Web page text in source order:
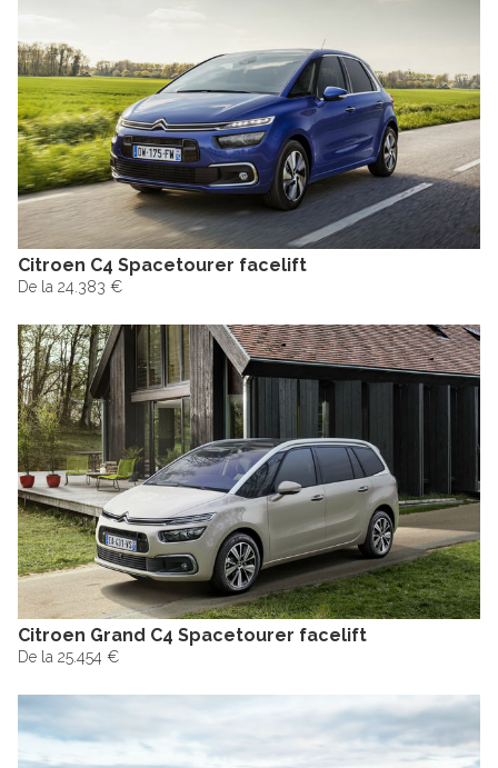
Citroen C4 Spacetourer facelift
De la 24.383 €
Citroen Grand C4 Spacetourer facelift
De la 25.454 €